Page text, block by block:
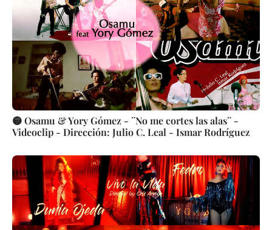
🟡 Osamu & Yory Gómez - ¨No me cortes las alas¨ -
Videoclip - Dirección: Julio C. Leal - Ismar Rodríguez